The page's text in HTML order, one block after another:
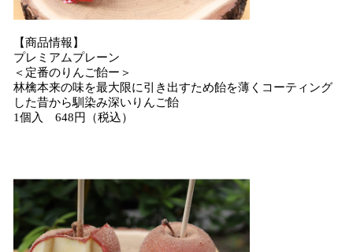
【商品情報】
プレミアムプレーン
＜定番のりんご飴ー＞
林檎本来の味を最大限に引き出すため飴を薄くコーティング
した昔から馴染み深いりんご飴
1個入 648円（税込）